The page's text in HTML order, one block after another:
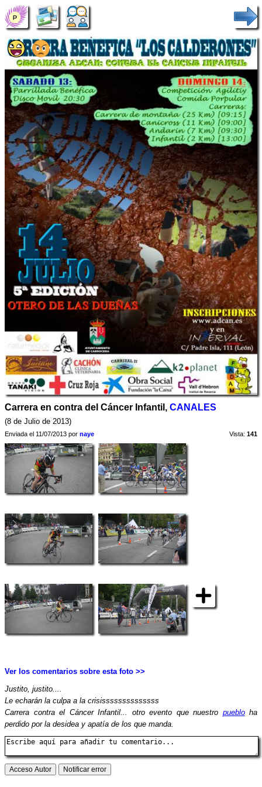
Carrera en contra del Cáncer Infantil, CANALES
(8 de Julio de 2013)
Enviada el 11/07/2013 por naye Vista: 141
Ver los comentarios sobre esta foto >>
Justito, justito....
Le echarán la culpa a la crisissssssssssssss
Carrera contra el Cáncer Infantil... otro evento que nuestro puebloha
perdido por la desidea y apatía de los que manda.